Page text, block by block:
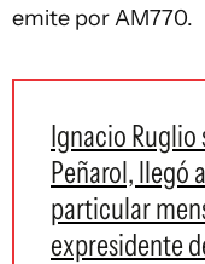
emite por AM770.
Ignacio
Peñarol, llegó
particular
expresidente